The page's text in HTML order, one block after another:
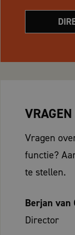
Vragen
functie?
te stellen.
Berjan van
Director